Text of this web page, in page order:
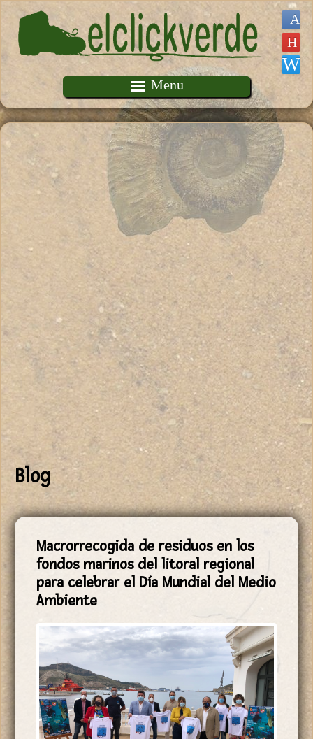
Pasar al contenido principal
Menu
Blog
Macrorrecogida de residuos en los
fondos marinos del litoral regional
para celebrar el Día Mundial del Medio
Ambiente